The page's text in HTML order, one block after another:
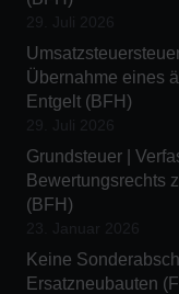
Übernahme eines
Entgelt (BFH)
Grundsteuer |
Bewertungsrechts
(BFH)
Keine
Ersatzneubauten